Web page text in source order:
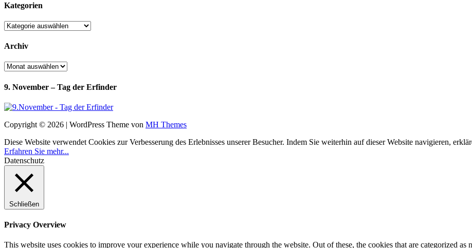
Kategorien
Kategorien
Archiv
Archiv
9. November – Tag der Erfinder
Copyright © 2026 | WordPress Theme von MH Themes
Diese Website verwendet Cookies zur Verbesserung des Erlebnisses unserer Besucher. Indem Sie weiterhin auf dieser Website navigieren,
Erfahren Sie mehr...
Datenschutz
Schließen
Privacy Overview
This website uses cookies to improve your experience while you navigate through the website. Out of these, the cookies that are categorized as